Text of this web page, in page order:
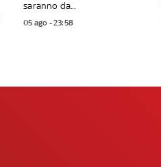
saranno da...
05 ago - 23:58